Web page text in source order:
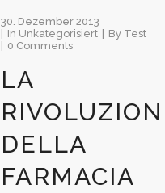
30. Dezember 2013
In Unkategorisiert By Test
0 Comments
LA
DELLA
FARMACIA